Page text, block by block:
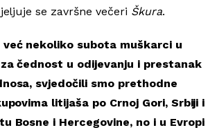
se završne večeri Škura.
već nekoliko subota muškarci u
čednost u odijevanju i prestanak
svjedočili smo prethodne
litijaša po Crnoj Gori, Srbiji i
Bosne i Hercegovine, no i u Evropi